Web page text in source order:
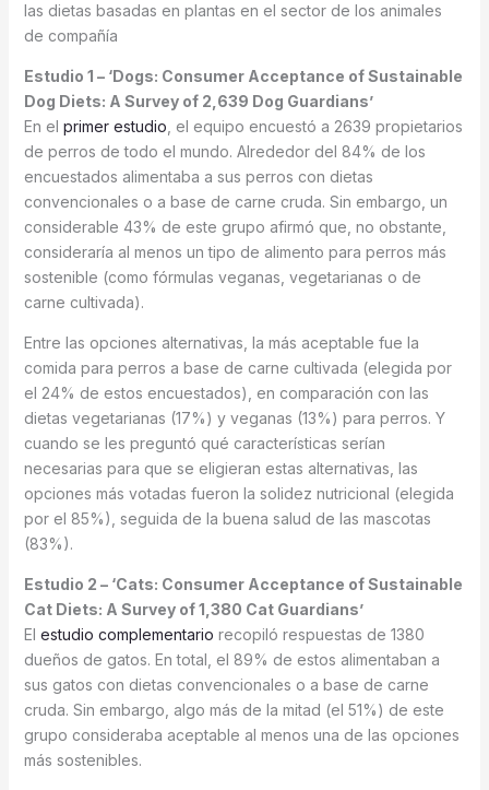
las dietas basadas en plantas en el sector de los animales
de compañía
Estudio 1 – ‘Dogs: Consumer Acceptance of Sustainable
Dog Diets: A Survey of 2,639 Dog Guardians’
En el primer estudio , el equipo encuestó a 2639 propietarios
de perros de todo el mundo. Alrededor del 84% de los
encuestados alimentaba a sus perros con dietas
convencionales o a base de carne cruda. Sin embargo, un
considerable 43% de este grupo afirmó que, no obstante,
consideraría al menos un tipo de alimento para perros más
sostenible (como fórmulas veganas, vegetarianas o de
carne cultivada).
Entre las opciones alternativas, la más aceptable fue la
comida para perros a base de carne cultivada (elegida por
el 24% de estos encuestados), en comparación con las
dietas vegetarianas (17%) y veganas (13%) para perros. Y
cuando se les preguntó qué características serían
necesarias para que se eligieran estas alternativas, las
opciones más votadas fueron la solidez nutricional (elegida
por el 85%), seguida de la buena salud de las mascotas
(83%).
Estudio 2 – ‘Cats: Consumer Acceptance of Sustainable
Cat Diets: A Survey of 1,380 Cat Guardians’
El estudio complementario recopiló respuestas de 1380
dueños de gatos. En total, el 89% de estos alimentaban a
sus gatos con dietas convencionales o a base de carne
cruda. Sin embargo, algo más de la mitad (el 51%) de este
grupo consideraba aceptable al menos una de las opciones
más sostenibles.